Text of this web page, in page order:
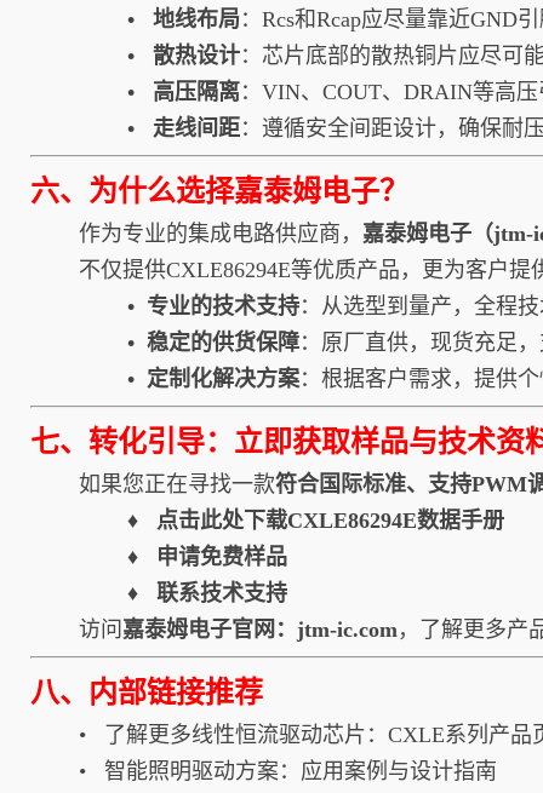
• 地线布局：Rcs和Rcap应尽量靠近GND
• 散热设计：芯片底部的散热铜片应尽可
• 高压隔离：VIN、COUT、DRAIN等高
• 走线间距：遵循安全间距设计，确保耐
六、为什么选择嘉泰姆电子？
作为专业的集成电路供应商， 嘉泰姆电子（jtm-
不仅提供CXLE86294E等优质产品，更为客户提
• 专业的技术支持：从选型到量产，全程
• 稳定的供货保障：原厂直供，现货充足
• 定制化解决方案：根据客户需求，提供
七、转化引导：立即获取样品与技术资
如果您正在寻找一款符合国际标准、支持PWM
♦ 点击此处下载CXLE86294E数据手册
♦ 申请免费样品
♦ 联系技术支持
访问 嘉泰姆电子官网： jtm-ic.com ，了解更多产
八、内部链接推荐
• 了解更多线性恒流驱动芯片：CXLE系列产品
• 智能照明驱动方案：应用案例与设计指南